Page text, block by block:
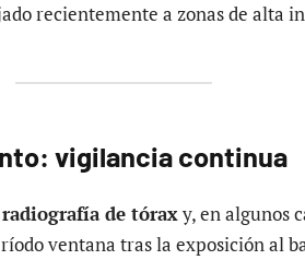
recientemente a zonas de alta
vigilancia continua
radiografía de tórax y, en algunos
ventana tras la exposición al